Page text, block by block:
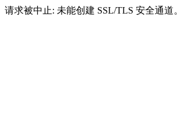
请求被中止: 未能创建 SSL/TLS 安全通道。